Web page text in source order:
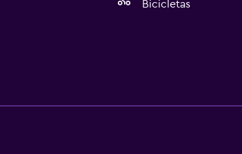
Bicicletas
Traslado aeropuerto